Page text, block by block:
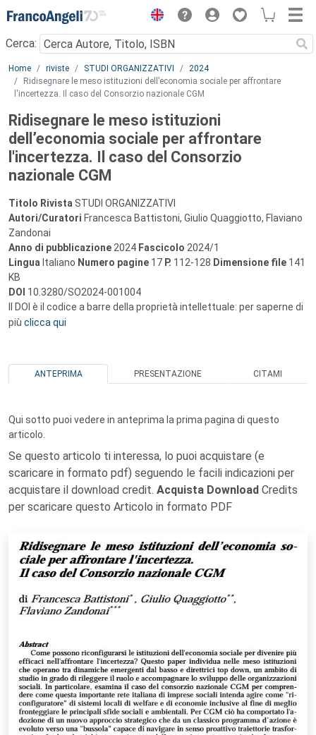
Menu
Cerca:
Main content
Home riviste STUDI ORGANIZZATIVI
2024
Ridisegnare le meso istituzioni dell’economia sociale per affrontare
l'incertezza. Il caso del Consorzio nazionale CGM
Ridisegnare le meso istituzioni
dell’economia sociale per affrontare
l'incertezza. Il caso del Consorzio
nazionale CGM
Titolo Rivista STUDI ORGANIZZATIVI
Autori/Curatori Francesca Battistoni, Giulio Quaggiotto, Flaviano
Zandonai
Anno di pubblicazione 2024 Fascicolo 2024/1
Lingua Italiano Numero pagine 17 P. 112-128 Dimensione file 141
KB
DOI 10.3280/SO2024-001004
Il DOI è il codice a barre della proprietà intellettuale: per saperne di
più clicca qui
ANTEPRIMA PRESENTAZIONE CITAMI
Qui sotto puoi vedere in anteprima la prima pagina di questo
articolo.
Se questo articolo ti interessa, lo puoi acquistare (e
scaricare in formato pdf) seguendo le facili indicazioni per
acquistare il download credit. Acquista Download Credits
per scaricare questo Articolo in formato PDF